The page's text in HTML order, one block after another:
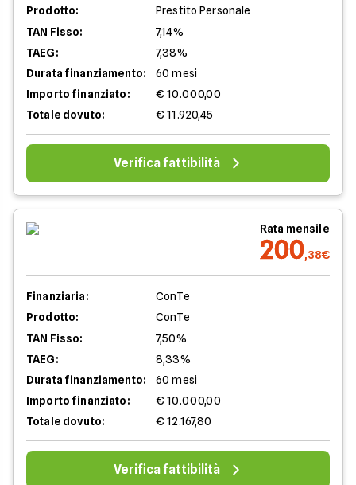
Prodotto:
Prestito Personale
TAN Fisso:
7,14%
TAEG:
7,38%
Durata finanziamento:
60 mesi
Importo finanziato:
€ 10.000,00
Totale dovuto:
€ 11.920,45
Verifica fattibilità
Rata mensile
200,38€
Finanziaria:
ConTe
Prodotto:
ConTe
TAN Fisso:
7,50%
TAEG:
8,33%
Durata finanziamento:
60 mesi
Importo finanziato:
€ 10.000,00
Totale dovuto:
€ 12.167,80
Verifica fattibilità